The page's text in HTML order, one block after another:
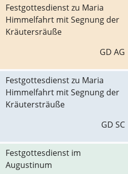
Festgottesdienst zu Maria
Himmelfahrt mit Segnung der
Kräutersräuße
GD AG
Festgottesdienst zu Maria
Himmelfahrt mit Segnung der
Kräutersträuße
GD SC
Festgottesdienst im
Augustinum